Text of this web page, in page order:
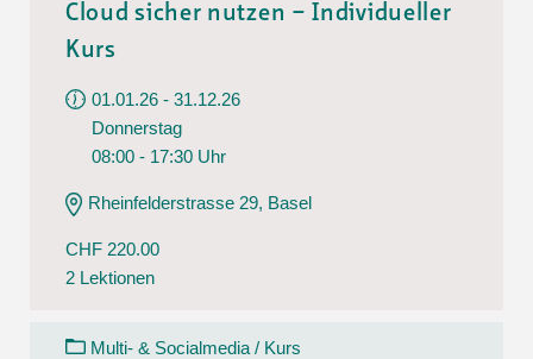
Cloud sicher nutzen – Individueller
Kurs
01.01.26 - 31.12.26
Donnerstag
08:00 - 17:30 Uhr
Rheinfelderstrasse 29, Basel
CHF 220.00
2 Lektionen
Multi- & Socialmedia / Kurs